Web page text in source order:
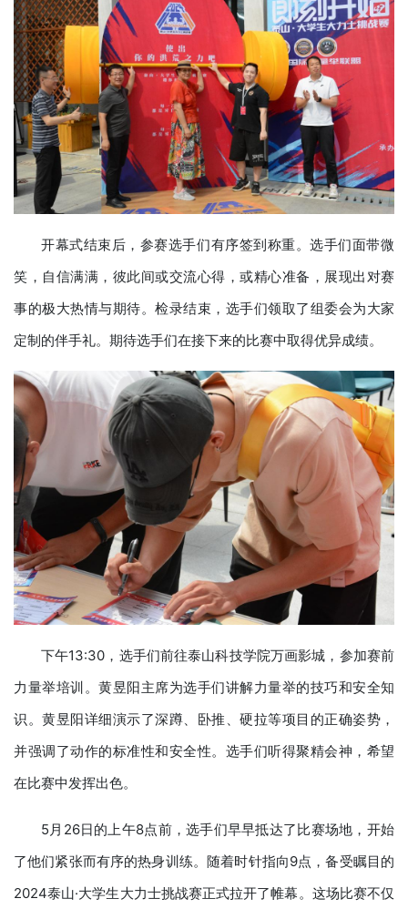
开幕式结束后，参赛选手们有序签到称重。选手们面带微
笑，自信满满，彼此间或交流心得，或精心准备，展现出对赛
事的极大热情与期待。检录结束，选手们领取了组委会为大家
定制的伴手礼。期待选手们在接下来的比赛中取得优异成绩。
下午13:30，选手们前往泰山科技学院万画影城，参加赛前
力量举培训。黄昱阳主席为选手们讲解力量举的技巧和安全知
识。黄昱阳详细演示了深蹲、卧推、硬拉等项目的正确姿势，
并强调了动作的标准性和安全性。选手们听得聚精会神，希望
在比赛中发挥出色。
5月26日的上午8点前，选手们早早抵达了比赛场地，开始
了他们紧张而有序的热身训练。随着时针指向9点，备受瞩目的
2024泰山·大学生大力士挑战赛正式拉开了帷幕。这场比赛不仅